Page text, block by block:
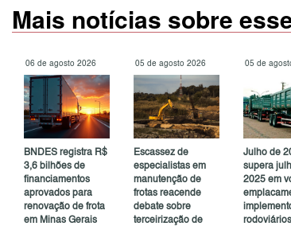
Mais notícias sobre
06 de agosto 2026
BNDES registra R$
3,6 bilhões de
financiamentos
aprovados para
renovação de frota
em Minas Gerais
05 de agosto 2026
Escassez de
especialistas em
manutenção de
frotas reacende
debate sobre
terceirização de
05 de
Julho de
supera
2025 em
rodoviários